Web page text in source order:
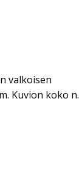
valkoisen
Kuvion koko n.